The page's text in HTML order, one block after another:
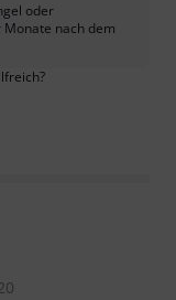
oder
nach dem
dieseSie diese